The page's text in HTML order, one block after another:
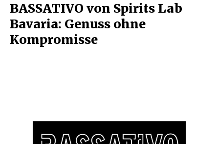
BASSATIVO von Spirits Lab
Bavaria: Genuss ohne
Kompromisse